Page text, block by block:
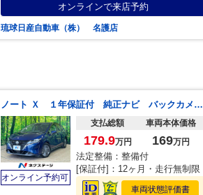
オンラインで来店予約
琉球日産自動車（株） 名護店
ノート Ｘ １年保証付 純正ナビ バックカメラ 衝突被害軽減システム 禁煙車 ドラレコ コーナーセンサー スマートキー ビルトインＥＴＣ オートハイビーム オートライト Ｂｌｕｅｔｏｏｔｈ ＣＤ ＤＶＤ再生
オンライン予約可
支払総額
179.9万円
車両本体価格
169万円
法定整備：整備付
[保証付]：12ヶ月・走行無制限
車両状態評価書